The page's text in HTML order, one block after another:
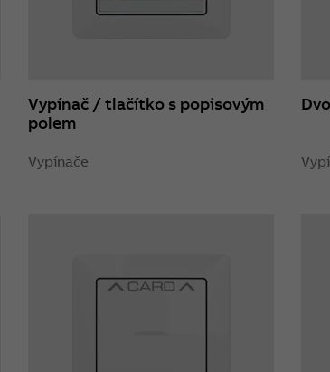
Vypínač / tlačítko s popisovým
polem
Vypínače